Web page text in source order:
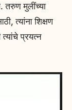
तरुण मुलींच्या
त्यांना शिक्षण
त्यांचे प्रयत्न